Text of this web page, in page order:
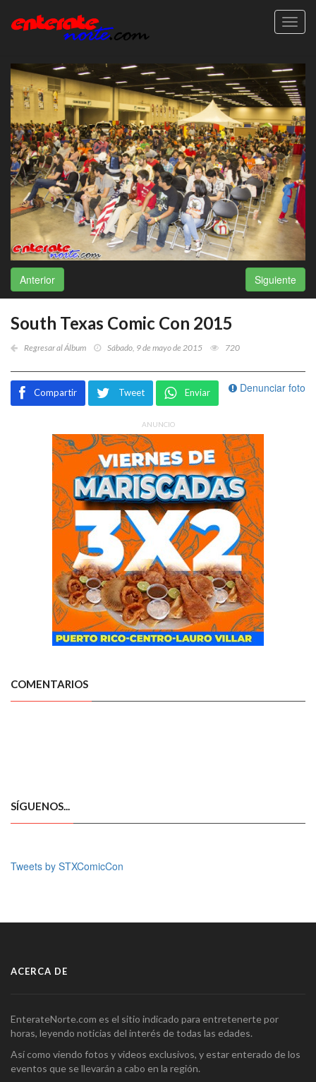
Anterior Siguiente
South Texas Comic Con 2015
Regresar al Álbum Sábado, 9 de mayo de 2015 720
Denunciar foto
Compartir Tweet Enviar
ANUNCIO
COMENTARIOS
SÍGUENOS...
Tweets by STXComicCon
ACERCA DE
EnterateNorte.com es el sitio indicado para entretenerte por
horas, leyendo noticias del interés de todas las edades.
Así como viendo fotos y videos exclusivos, y estar enterado de los
eventos que se llevarán a cabo en la región.